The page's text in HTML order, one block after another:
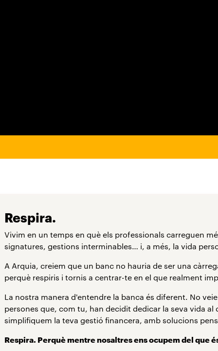
Respira.
Vivim en un temps en què els professionals carreguen
signatures, gestions interminables… i, a més, la vida
A Arquia, creiem que un banc no hauria de ser una
perquè respiris i tornis a centrar-te en el que realment
La nostra manera d'entendre la banca és diferent. No
persones que, com tu, han decidit dedicar la seva vida
simplifiquem la teva gestió financera, amb solucions
Respira. Perquè mentre nosaltres ens ocupem del que